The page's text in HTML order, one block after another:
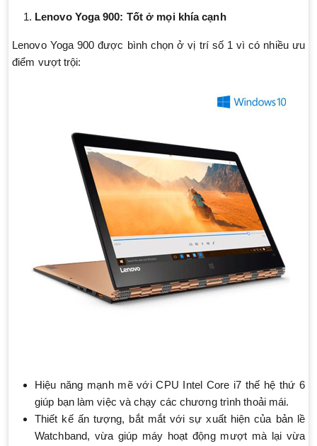
Lenovo Yoga 900: Tốt ở mọi khía cạnh
Lenovo Yoga 900 được bình chọn ở vị trí số 1 vì có nhiều ưu
điểm vượt trội:
Hiệu năng mạnh mẽ với CPU Intel Core i7 thế hệ thứ 6
giúp bạn làm việc và chạy các chương trình thoải mái.
Thiết kế ấn tượng, bắt mắt với sự xuất hiện của bản lề
Watchband, vừa giúp máy hoạt động mượt mà lại vừa